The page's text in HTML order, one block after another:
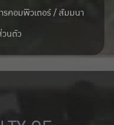
รคอมพิวเตอร์ / สัมมนา
วนตัว